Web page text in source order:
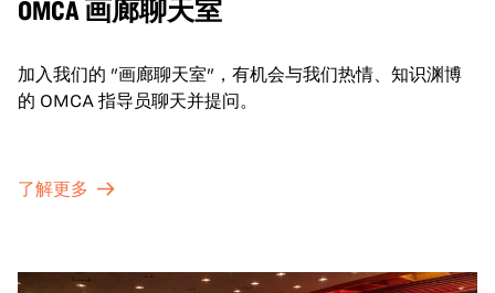
OMCA 画廊聊天室
加入我们的 "画廊聊天室"，有机会与我们热情、知识渊博
的 OMCA 指导员聊天并提问。
了解更多